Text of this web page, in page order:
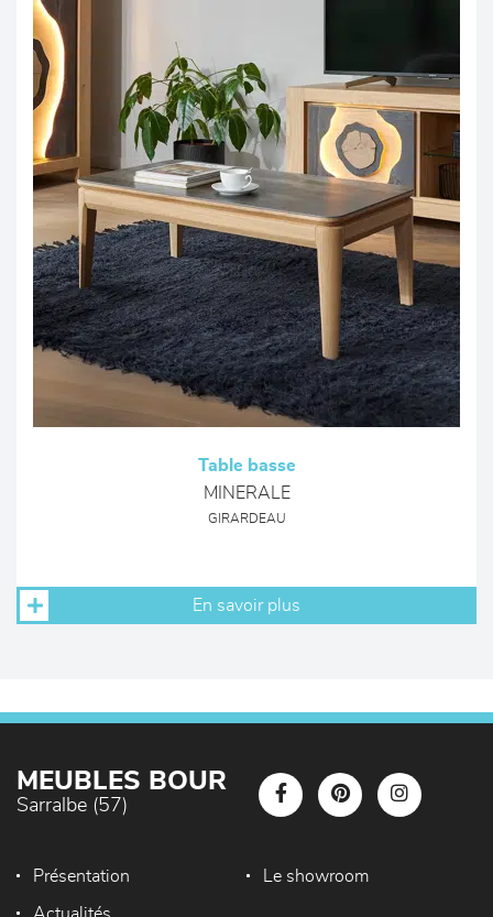
Table basse
MINERALE
GIRARDEAU
En savoir plus
MEUBLES BOUR
Sarralbe (57)
Présentation Le showroom